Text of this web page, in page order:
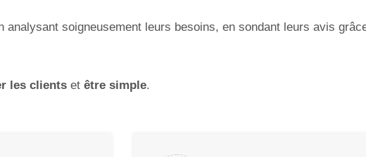
analysant soigneusement leurs besoins, en sondant leurs avis
les clients et être simple.